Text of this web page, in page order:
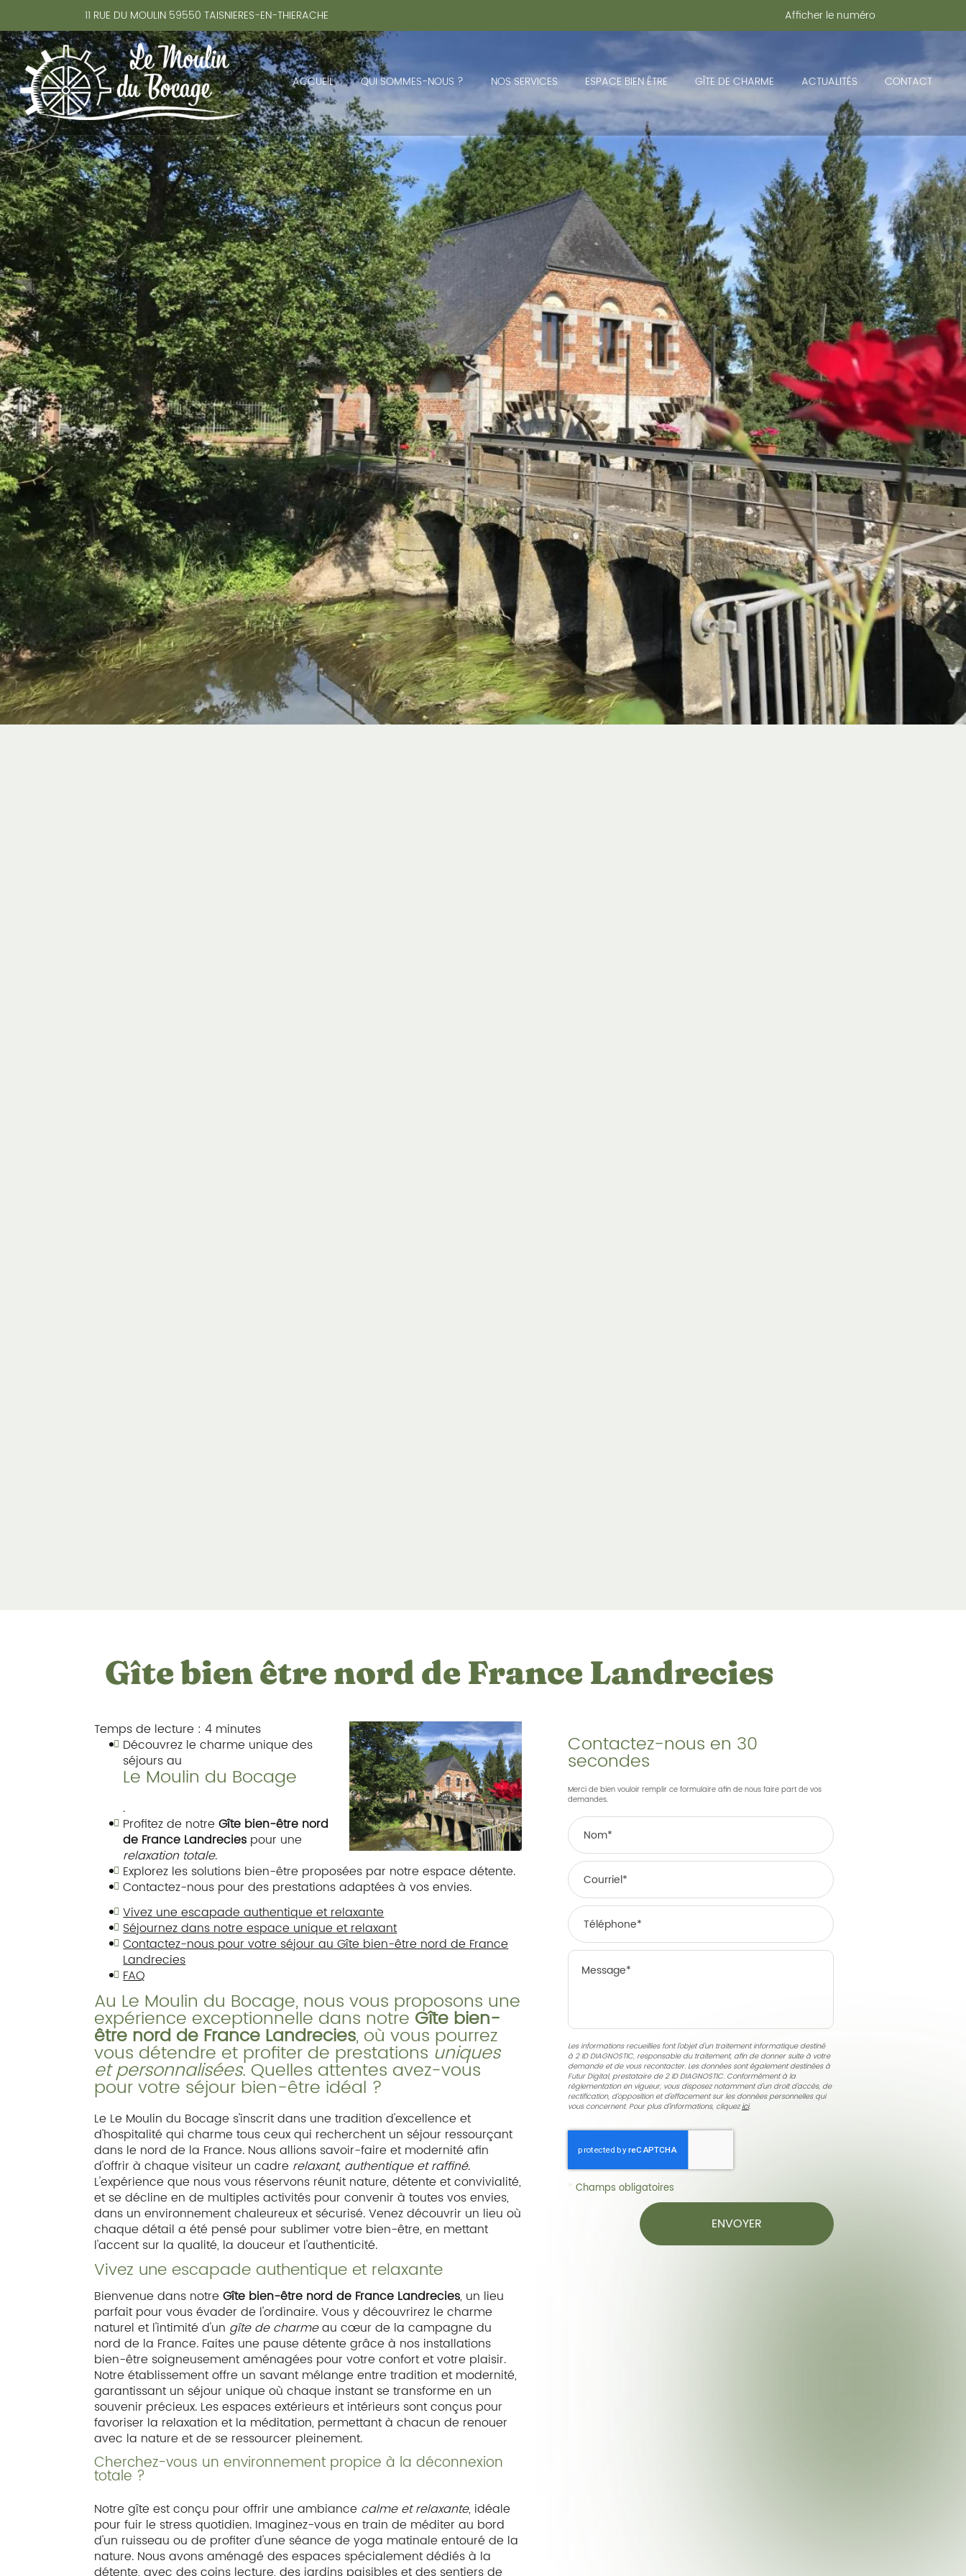
11 RUE DU MOULIN 59550 TAISNIERES-EN-THIERACHE Afficher le numéro
ACCUEIL QUI SOMMES-NOUS ? NOS SERVICES ESPACE BIEN ÊTRE GÎTE DE CHARME ACTUALITÉS CONTACT
Gîte bien être nord de France Landrecies
Temps de lecture : 4 minutes
Découvrez le charme unique des
séjours au
Le Moulin du Bocage
.
Profitez de notreGîte bien-être nord
de France Landrecies pour une
relaxation totale.
Explorez les solutions bien-être proposées par notre espace détente.
Contactez-nous pour des prestations adaptées à vos envies.
Vivez une escapade authentique et relaxante
Séjournez dans notre espace unique et relaxant
Contactez-nous pour votre séjour au Gîte bien-être nord de France
Landrecies
FAQ
Au Le Moulin du Bocage, nous vous proposons une
expérience exceptionnelle dans notre Gîte bien-
être nord de France Landrecies, où vous pourrez
vous détendre et profiter de prestations uniques
et personnalisées. Quelles attentes avez-vous
pour votre séjour bien-être idéal ?
Le Le Moulin du Bocage s'inscrit dans une tradition d'excellence et
d'hospitalité qui charme tous ceux qui recherchent un séjour ressourçant
dans le nord de la France. Nous allions savoir-faire et modernité afin
d'offrir à chaque visiteur un cadre relaxant, authentique et raffiné.
L'expérience que nous vous réservons réunit nature, détente et convivialité,
et se décline en de multiples activités pour convenir à toutes vos envies,
dans un environnement chaleureux et sécurisé. Venez découvrir un lieu où
chaque détail a été pensé pour sublimer votre bien-être, en mettant
l'accent sur la qualité, la douceur et l'authenticité.
Vivez une escapade authentique et relaxante
Bienvenue dans notreGîte bien-être nord de France Landrecies, un lieu
parfait pour vous évader de l'ordinaire. Vous y découvrirez le charme
naturel et l'intimité d'ungîte de charmeau cœur de la campagne du
nord de la France. Faites une pause détente grâce à nos installations
bien-être soigneusement aménagées pour votre confort et votre plaisir.
Notre établissement offre un savant mélange entre tradition et modernité,
garantissant un séjour unique où chaque instant se transforme en un
souvenir précieux. Les espaces extérieurs et intérieurs sont conçus pour
favoriser la relaxation et la méditation, permettant à chacun de renouer
avec la nature et de se ressourcer pleinement.
Cherchez-vous un environnement propice à la déconnexion
totale ?
Notre gîte est conçu pour offrir une ambiance calme et relaxante, idéale
pour fuir le stress quotidien. Imaginez-vous en train de méditer au bord
d'un ruisseau ou de profiter d'une séance de yoga matinale entouré de la
nature. Nous avons aménagé des espaces spécialement dédiés à la
Contactez-nous en 30
secondes
Merci de bien vouloir remplir ce formulaire afin de nous faire part de vos
demandes.
Les informations recueillies font l’objet d’un traitement informatique destiné
à2 ID DIAGNOSTIC, responsable du traitement, afin de donner suite à votre
demande et de vous recontacter. Les données sont également destinées à
Futur Digital, prestataire de 2 ID DIAGNOSTIC. Conformément à la
réglementation en vigueur, vous disposez notamment d'un droit d'accès, de
rectification, d'opposition et d'effacement sur les données personnelles qui
vous concernent. Pour plus d’informations, cliquezici.
* Champs obligatoires